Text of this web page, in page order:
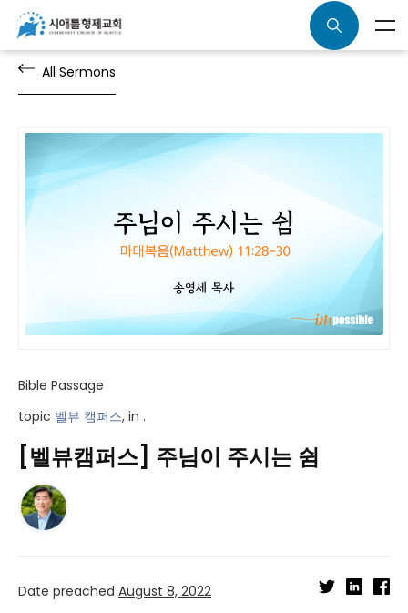
All Sermons
Bible Passage
topic 벨뷰 캠퍼스, in .
[벨뷰캠퍼스] 주님이 주시는 쉼
Date preached August 8, 2022